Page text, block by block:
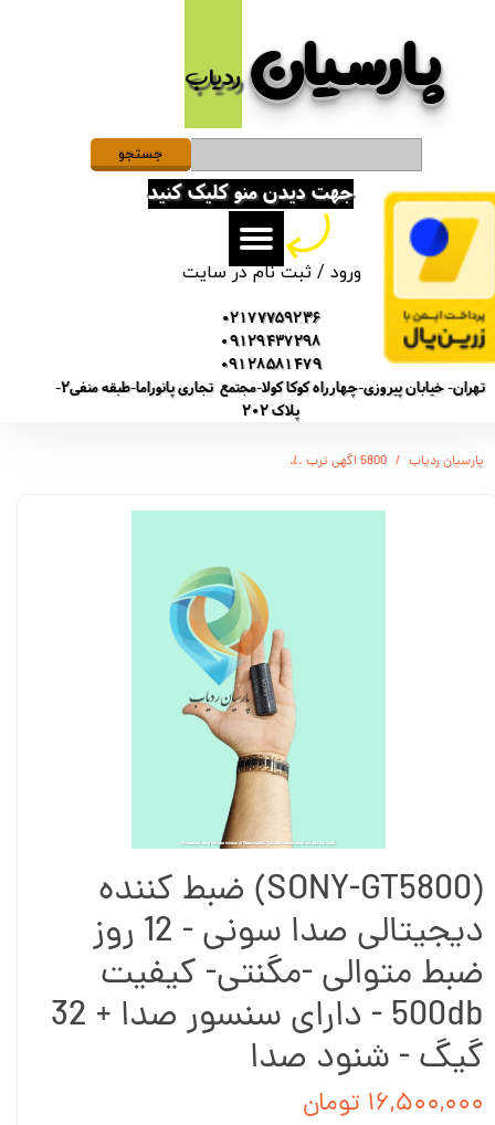
پارسیان​​​​​​​ردیاب
ورود /ثبت نام در سایت
حساب کاربری من
تغییر گذر واژه
سفارشات
خروج از حساب کاربری
02177759236
09129437298
09128581479
تهران- خیابان پیروزی-چهارراه کوکا کولا-مجتمع تجاری پانوراما-طبقه منفی2-
پلاک 202
جهت دیدن منو کلیک کنید
جستجو
پارسیان ردیاب 5800 اگهی ترب
(SONY-GT5800) ضبط کننده
دیجیتالی صدا سونی - 12 روز
ضبط متوالی -مگنتی- کیفیت
500db - دارای سنسور صدا + 32
گیگ - شنود صدا
۱۶,۵۰۰,۰۰۰ تومان